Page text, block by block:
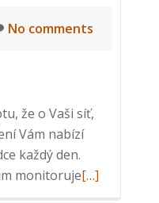
No comments
že o Vaši síť,
Vám nabízí
každý den.
monitorujeRead
[…]